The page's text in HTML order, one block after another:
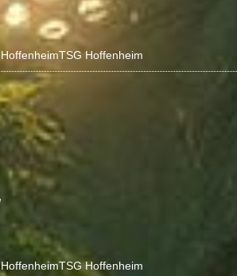
HoffenheimTSG Hoffenheim
HoffenheimTSG Hoffenheim